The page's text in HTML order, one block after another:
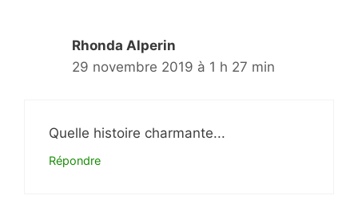
Rhonda Alperin
29 novembre 2019 à 1 h 27 min
Quelle histoire charmante...
Répondre